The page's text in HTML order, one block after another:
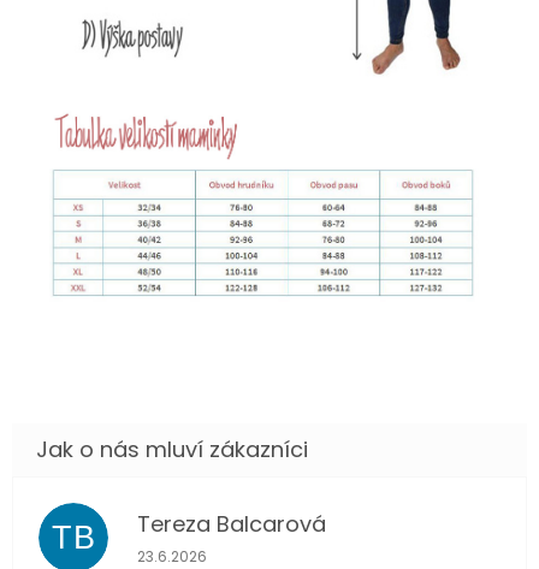
TB Tereza Balcarová
Hodnocení obchodu je 5 z 5 hvězdiček.
23.6.2026